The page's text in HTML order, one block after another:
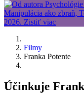
Filmy
Franka Potente
Účinkuje